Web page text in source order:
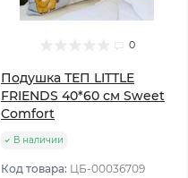
0
Подушка ТЕП LITTLE
FRIENDS 40*60 см Sweet
Comfort
В наличии
Код товара: ЦБ-00036709